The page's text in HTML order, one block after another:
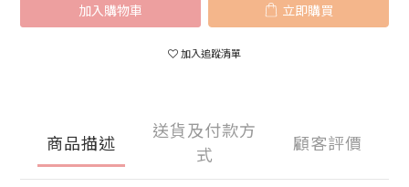
加入購物車 立即購買
加入追蹤清單
商品描述
送貨及付款方
式
顧客評價